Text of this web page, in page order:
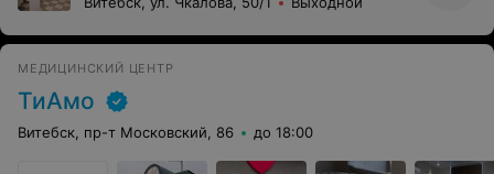
МЕДИЦИНСКИЙ ЦЕНТР
ТиАмо
Витебск, пр-т Московский, 86 до 18:00